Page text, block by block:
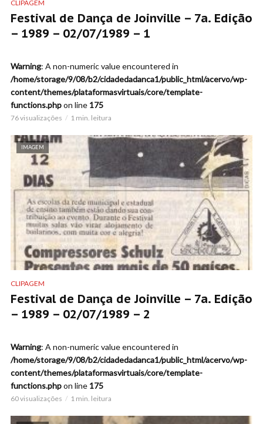
CLIPAGEM
Festival de Dança de Joinville – 7a. Edição
– 1989 – 02/07/1989 – 1
Warning: A non-numeric value encountered in
/home/storage/9/08/b2/cidadedadanca1/public_html/acervo/wp-
content/themes/plataformasvirtuais/core/template-
functions.phpon line 175
76 visualizações 1 min. leitura
IMAGEM
CLIPAGEM
Festival de Dança de Joinville – 7a. Edição
– 1989 – 02/07/1989 – 2
Warning: A non-numeric value encountered in
/home/storage/9/08/b2/cidadedadanca1/public_html/acervo/wp-
content/themes/plataformasvirtuais/core/template-
functions.phpon line 175
60 visualizações 1 min. leitura